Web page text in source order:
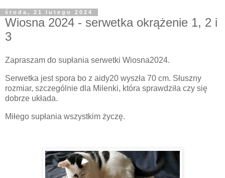
środa, 21 lutego 2024
Wiosna 2024 - serwetka okrążenie 1, 2 i
3
Zapraszam do supłania serwetki Wiosna2024.
Serwetka jest spora bo z aidy20 wyszła 70 cm. Słuszny
rozmiar, szczególnie dla Milenki, która sprawdziła czy się
dobrze układa.
Miłego supłania wszystkim życzę.